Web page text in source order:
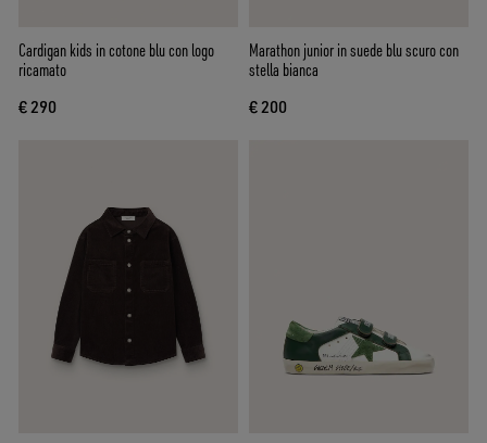
Cardigan kids in cotone blu con logo
ricamato
€ 290
Marathon junior in suede blu scuro con
stella bianca
€ 200